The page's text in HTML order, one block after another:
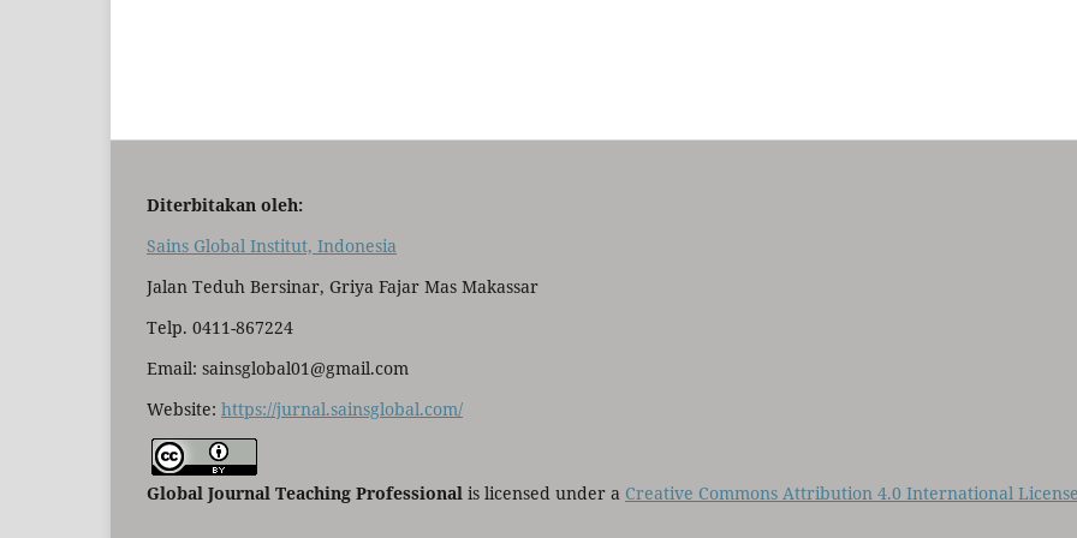
Diterbitakan oleh:
Sains Global Institut, Indonesia
Jalan Teduh Bersinar, Griya Fajar Mas Makassar
Telp. 0411-867224
Email: sainsglobal01@gmail.com
Website: https://jurnal.sainsglobal.com/
Global Journal Teaching Professional is licensed under a Creative Commons Attribution 4.0 International